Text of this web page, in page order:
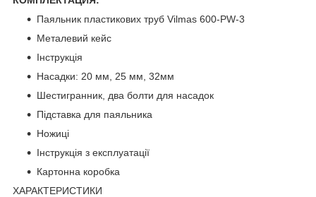
Паяльник пластикових труб Vilmas 600-PW-3
Металевий кейс
Інструкція
Насадки: 20 мм, 25 мм, 32мм
Шестигранник, два болти для насадок
Підставка для паяльника
Ножиці
Інструкція з експлуатації
Картонна коробка
ХАРАКТЕРИСТИКИ